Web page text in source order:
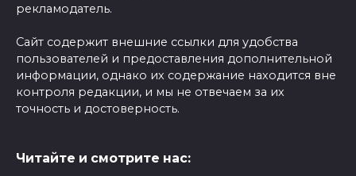
рекламодатель.
Сайт содержит внешние ссылки для удобства
пользователей и предоставления дополнительной
информации, однако их содержание находится вне
контроля редакции, и мы не отвечаем за их
точность и достоверность.
Читайте и смотрите нас: